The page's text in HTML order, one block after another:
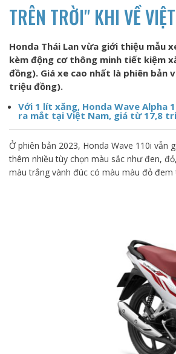
TRÊN TRỜI" KHI VỀ
Honda Thái Lan vừa giới thiệu mẫu
kèm động cơ thông minh tiết kiệm
đồng). Giá xe cao nhất là phiên bản
triệu đồng).
Với 1 lít xăng, Honda Wave Alpha
ra mắt tại Việt Nam, giá từ 17,8
Ở phiên bản 2023, Honda Wave 110i
thêm nhiều tùy chọn màu sắc như đen,
màu trắng vành đúc có màu màu đỏ